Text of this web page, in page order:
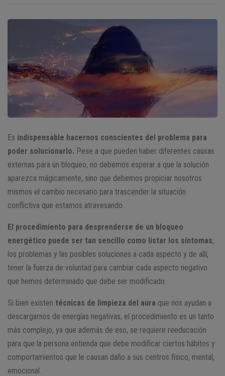
Es indispensable hacernos conscientes del problema para
poder solucionarlo. Pese a que pueden haber diferentes causas
externas para un bloqueo, no debemos esperar a que la solución
aparezca mágicamente, sino que debemos propiciar nosotros
mismos el cambio necesario para trascender la situación
conflictiva que estamos atravesando.
El procedimiento para desprenderse de un bloqueo
energético puede ser tan sencillo como listar los síntomas,
los problemas y las posibles soluciones a cada aspecto y de allí,
tener la fuerza de voluntad para cambiar cada aspecto negativo
que hemos determinado que debe ser modificado.
Si bien existen técnicas de limpieza del aura que nos ayudan a
descargarnos de energías negativas, el procedimiento es un tanto
más complejo, ya que además de eso, se requiere reeducación
para que la persona entienda que debe modificar ciertos hábitos y
comportamientos que le causan daño a sus centros físico, mental,
emocional.